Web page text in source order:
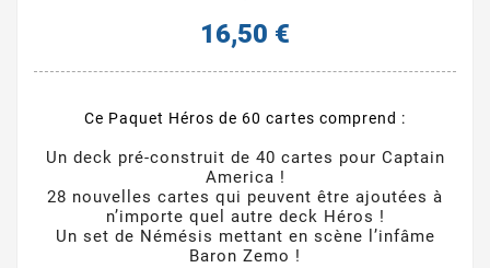
16,50 €
Ce Paquet Héros de 60 cartes comprend :
Un deck pré-construit de 40 cartes pour Captain
America !
28 nouvelles cartes qui peuvent être ajoutées à
n’importe quel autre deck Héros !
Un set de Némésis mettant en scène l’infâme
Baron Zemo !